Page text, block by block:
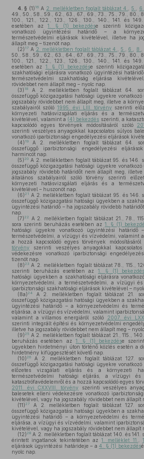
4. § (1) 16 A 2. mellékletben foglalt táblázat 4. 5. 6.
49., 50., 58., 59., 62., 63., 67., 69., 73., 75., 79., 80.,
100., 121., 122., 123., 126., 130., 140., 141. és
esetében az1. § (1) bekezdése szerinti
vonatkozó ügyintézési határidő – a
természetvédelmi eljárások kivételével, illetve ha
állapít meg – tizenöt nap.
(2) 17 A 2. mellékletben foglalt táblázat 4. 5. 6. 8.
50., 58., 59., 62., 63., 64., 67., 69., 73., 75., 79., 80.,
100., 121., 122., 123., 126., 130., 140., 141. és
esetében az 1. § (1) bekezdése szerinti
szakhatósági eljárásra vonatkozó ügyintézési
természetvédelmi szakhatóság eljárása
rövidebbet nem állapít meg – nyolc nap.
(3) 18
A 2. mellékletben foglalt táblázat 64.
összefüggő közigazgatási hatósági ügyekre
jogszabály rövidebbet nem állapít meg, illetve a
szabályairól szóló 1995. évi LIII. törvény szerinti
környezeti hatásvizsgálati eljárás és a
kivételével, valamint a (4) bekezdés szerinti, a
kapcsolódó egyes törvények módosításáról szóló
szerinti veszélyes anyagokkal kapcsolatos súlyos
vonatkozó iparbiztonsági engedélyezési eljárások
(4) 19
A 2. mellékletben foglalt táblázat 64.
összefüggő iparbiztonsági engedélyezési
harmincöt nap.
(5) 20 A 2. mellékletben foglalt táblázat 95. és 146.
összefüggő közigazgatási hatósági ügyekre
jogszabály rövidebb határidőt nem állapít meg,
általános szabályairól szóló törvény szerinti
környezeti hatásvizsgálati eljárás és a
kivételével – huszonöt nap.
(6) 21 A 2. mellékletben foglalt táblázat 95. és 146.
összefüggő közigazgatási hatósági ügyekben a
ügyintézési határidő – ha jogszabály rövidebb
nap.
(7) 22
A 2. mellékletben foglalt táblázat 21., 78.,
sora szerinti beruházás esetében az 1. § (1)
hatósági ügyekre vonatkozó ügyintézési határidő
természetvédelmi, a vízügyi és vízvédelmi, valamint
a hozzá kapcsolódó egyes törvények módosításáról
törvény szerinti veszélyes anyagokkal
védekezésre vonatkozó iparbiztonsági
tizenöt nap.
(8) 23 A 2. mellékletben foglalt táblázat 78., 115.,
szerinti beruházás esetében az1. § (1)
hatósági ügyekben a szakhatósági eljárásra
környezetvédelmi, a természetvédelmi, a vízügyi
iparbiztonsági szakhatósági eljárások kivételével –
(8a) 24
A 2. mellékletben foglalt táblázat 21.
összefüggő közigazgatási hatósági ügyekben a
ügyintézési határidő – a környezetvédelmi és
eljárása, a vízügyi és vízvédelmi, valamint
valamint a villamos energiáról szóló
2007. évi
szerinti integrált építési és környezetvédelmi
illetve ha jogszabály rövidebbet nem állapít meg –
(9) 25 A 2. mellékletben foglalt táblázat 21., 115.,
beruházás esetében az 1. § (1) bekezdése
ügyekben hirdetményi úton történő közlés esetén a
hirdetmény kifüggesztését követő nap.
(10) 26
A 2. mellékletben foglalt táblázat 127.
összefüggő közigazgatási hatósági ügyekre
előzetes vizsgálati eljárás és a környezeti
természetvédelmi hatósági eljárás, a vízügyi
katasztrófavédelemről és a hozzá kapcsolódó egyes
2011. évi CXXVIII. törvény szerinti veszélyes
balesetek elleni védekezésre vonatkozó
kivételével, vagy ha jogszabály rövidebbet nem állapít
(11) 27
A 2. mellékletben foglalt táblázat 127.
összefüggő közigazgatási hatósági ügyekben a
ügyintézési határidő – a környezetvédelmi és
eljárása, a vízügyi és vízvédelmi, valamint
kivételével, vagy ha jogszabály rövidebbet nem állapít
(12) 28 A 2. mellékletben foglalt táblázat 140. és 141.
érintett ingatlanok tekintetében az1. melléklet 11.
eljárások ügyintézési határideje – a4. § (1) bekezdés
nyolc nap.